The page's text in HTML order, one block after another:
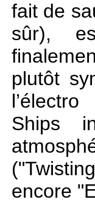
fait de
sûr),
plutôt
Ships